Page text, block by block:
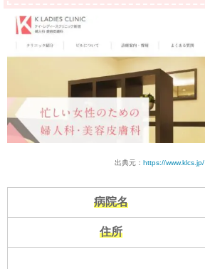
出典元： https://www.klcs.jp/
病院名
住所